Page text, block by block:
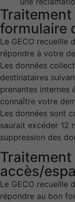
formulaire
Le GECO recueille
répondre à votre
Les données
destinataires
prenantes internes
connaître votre
Les données sont
saurait excéder 12
suppression des
accès/
Le GECO recueille
répondre au bon